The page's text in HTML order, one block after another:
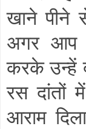
खाने पीने
अगर आप
करके उन्हें
रस दांतों
आराम